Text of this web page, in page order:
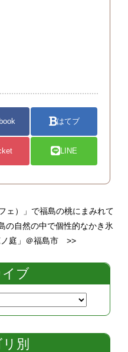
別
ブ
はてブ
LINE
ェ）」で福島の桃にまみれて
の自然の中で個性的なかき氷
庭」＠福島市 >>